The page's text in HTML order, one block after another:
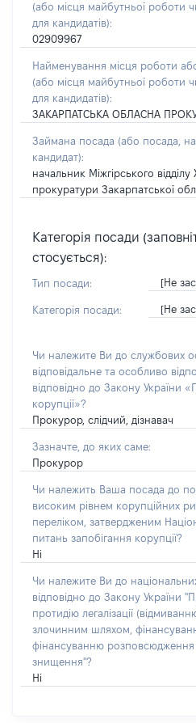
(або місця майбутньої роботи
для кандидатів):
02909967
Найменування місця роботи
(або місця майбутньої роботи
для кандидатів):
ЗАКАРПАТСЬКА ОБЛАСНА
Займана посада (або посада,
кандидат):
начальник Міжгірського
прокуратури Закарпатської
Категорія посади
стосується):
Тип посади: [Не
Категорія посади: [Не
Чи належите Ви до службових
відповідальне та особливо
відповідно до Закону України
корупції»?
Прокурор, слідчий, дізнавач
Зазначте, до яких саме:
Прокурор
Чи належить Ваша посада до
високим рівнем корупційних
переліком, затвердженим
питань запобігання корупції?
Ні
Чи належите Ви до національних
відповідно до Закону України
протидію легалізації
злочинним шляхом,
фінансуванню розповсюдження
знищення"?
Ні